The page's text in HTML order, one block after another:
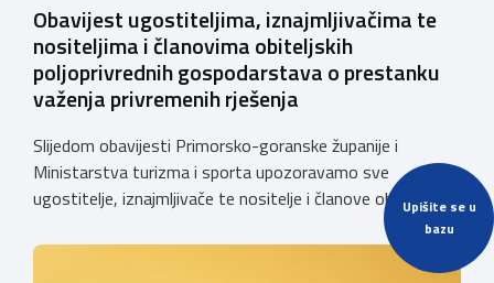
Upišite se u
bazu
Obavijest ugostiteljima, iznajmljivačima te
nositeljima i članovima obiteljskih
poljoprivrednih gospodarstava o prestanku
važenja privremenih rješenja
Slijedom obavijesti Primorsko-goranske županije i
Ministarstva turizma i sporta upozoravamo sve
ugostitelje, iznajmljivače te nositelje i članove obiteljskih
poljoprivrednih gospodarstava o prestanku važenja
privremenih rješenja izdanih sukladno Zakonu o
ugostiteljskoj djelatnosti. Ministarstvo podsjeća da se od